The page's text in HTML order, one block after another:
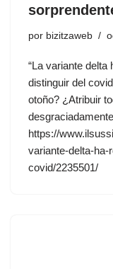
por bizitzaweb
“La variante delta
distinguir del
otoño? ¿Atribuir
https://
variante-delta-ha-
covid/2235501/